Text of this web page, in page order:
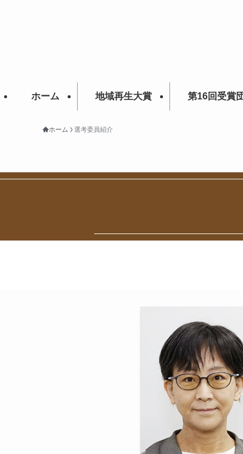
ホーム 地域再生大賞 第16回受賞
ホーム 選考委員紹介